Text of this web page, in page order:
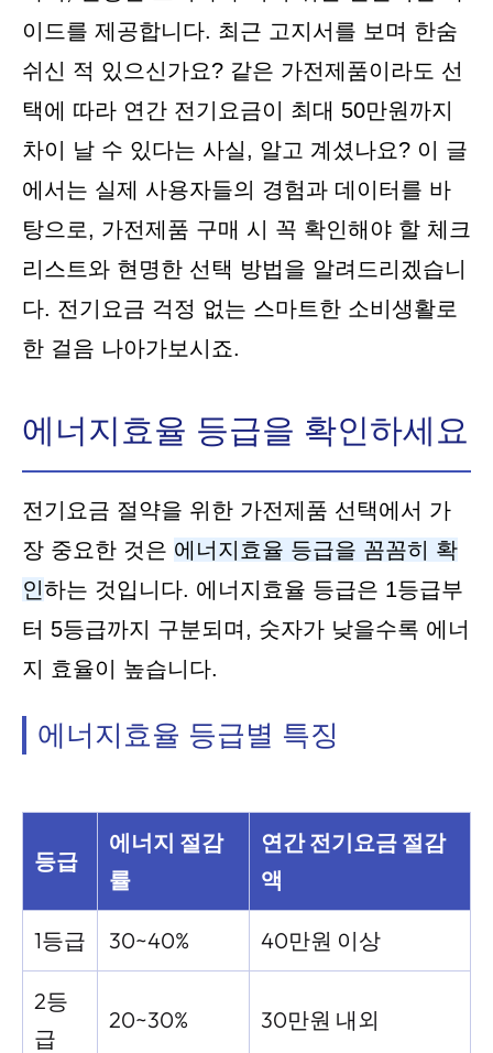
이드를 제공합니다. 최근 고지서를 보며 한숨
쉬신 적 있으신가요? 같은 가전제품이라도 선
택에 따라 연간 전기요금이 최대 50만원까지
차이 날 수 있다는 사실, 알고 계셨나요? 이 글
에서는 실제 사용자들의 경험과 데이터를 바
탕으로, 가전제품 구매 시 꼭 확인해야 할 체크
리스트와 현명한 선택 방법을 알려드리겠습니
다. 전기요금 걱정 없는 스마트한 소비생활로
한 걸음 나아가보시죠.
에너지효율 등급을 확인하세요
전기요금 절약을 위한 가전제품 선택에서 가
장 중요한 것은 에너지효율 등급을 꼼꼼히 확
인하는 것입니다. 에너지효율 등급은 1등급부
터 5등급까지 구분되며, 숫자가 낮을수록 에너
지 효율이 높습니다.
에너지효율 등급별 특징
등급
에너지 절감
률
연간 전기요금 절감
액
1등급 30~40% 40만원 이상
2등
급
20~30% 30만원 내외